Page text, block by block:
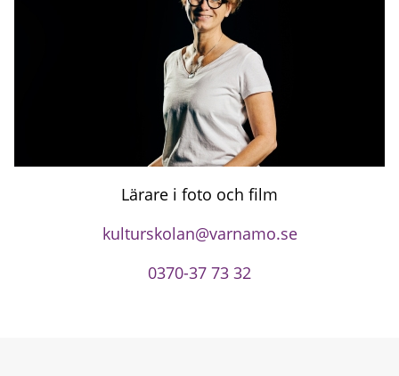
Lärare i foto och film
kulturskolan@varnamo.se
0370-37 73 32